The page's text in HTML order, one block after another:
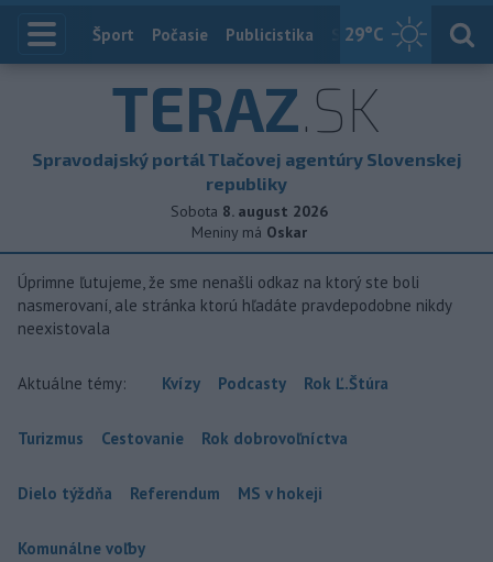
29°C
Index
Šport Počasie Publicistika Slovensko
TERAZ.SK
Spravodajský portál Tlačovej agentúry Slovenskej
republiky
Sobota 8. august 2026
Meniny má Oskar
Úprimne ľutujeme, že sme nenašli odkaz na ktorý ste boli
nasmerovaní, ale stránka ktorú hľadáte pravdepodobne nikdy
neexistovala
Aktuálne témy: Kvízy Podcasty Rok Ľ.Štúra
Turizmus Cestovanie Rok dobrovoľníctva
Dielo týždňa Referendum MS v hokeji
Komunálne voľby